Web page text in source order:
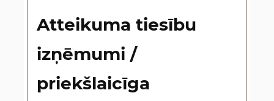
Atteikuma tiesību
izņēmumi /
priekšlaicīga